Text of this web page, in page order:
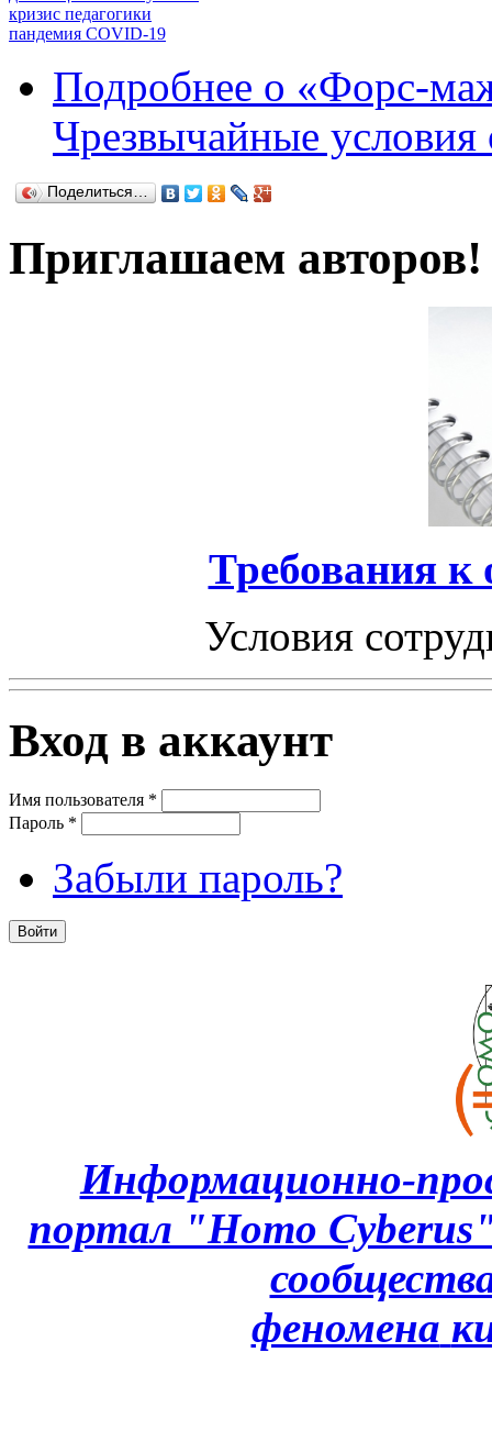
кризис педагогики
пандемия COVID-19
Подробнее о «Форс-
Чрезвычайные
Поделиться…
Приглашаем авторов!
Требования к
Условия
Вход в аккаунт
Имя пользователя *
Пароль *
Забыли пароль?
Информационно-
портал "Homo
феномена